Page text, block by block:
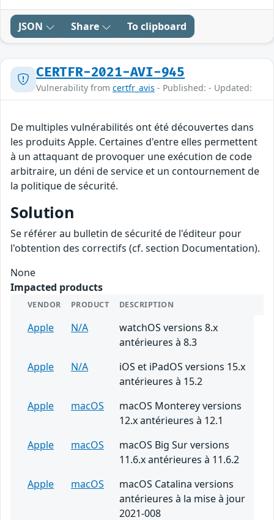
JSON Share To clipboard
CERTFR-2021-AVI-945
Vulnerability from certfr_avis - Published: - Updated:
De multiples vulnérabilités ont été découvertes dans
les produits Apple. Certaines d'entre elles permettent
à un attaquant de provoquer une exécution de code
arbitraire, un déni de service et un contournement de
la politique de sécurité.
Solution
Se référer au bulletin de sécurité de l'éditeur pour
l'obtention des correctifs (cf. section Documentation).
None
Impacted products
VENDOR PRODUCT DESCRIPTION
Apple N/A
watchOS versions 8.x
antérieures à 8.3
Apple
N/A
iOS et iPadOS versions 15.x
antérieures à 15.2
Apple
macOS
macOS Monterey versions
12.x antérieures à 12.1
Apple
macOS
macOS Big Sur versions
11.6.x antérieures à 11.6.2
Apple
macOS
macOS Catalina versions
antérieures à la mise à jour
2021-008